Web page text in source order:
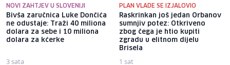
NOVI ZAHTJEV U SLOVENIJI
Bivša zaručnica Luke Dončića
ne odustaje: Traži 40 miliona
dolara za sebe i 10 miliona
dolara za kćerke
3 sata
PLAN VLADE SE IZJALOVIO
Raskrinkan još jedan Orbanov
sumnjiv potez: Otkriveno
zbog čega je htio kupiti
zgradu u elitnom dijelu
Brisela
1 sat